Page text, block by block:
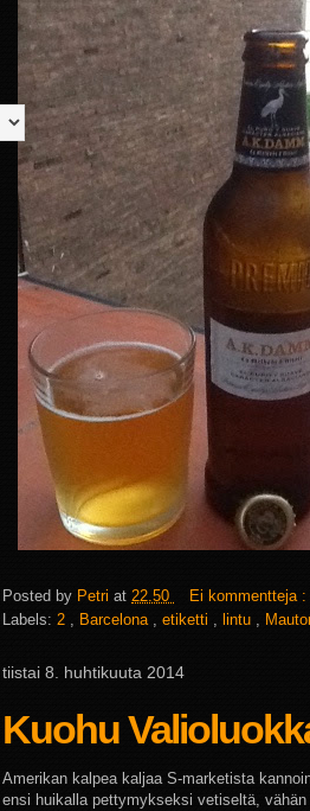
Posted by Petri at 22.50
Ei kommentteja :
Labels: 2 , Barcelona , etiketti , lintu ,
tiistai 8. huhtikuuta 2014
Kuohu
Amerikan kalpea kaljaa S-marketista
ensi huikalla pettymykseksi vetiseltä,